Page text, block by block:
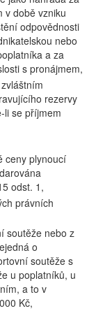
v době vzniku
odpovědnosti
nebo
a za
s pronájmem,
rezervy
li se příjmem
ceny plynoucí
odst. 1,
právních
soutěže nebo z
o
soutěže s
u poplatníků, u
a to v
Kč,